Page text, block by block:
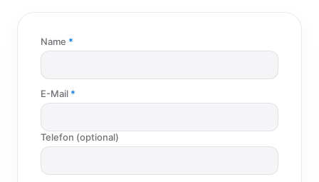
Name
E-Mail
Telefon (optional)